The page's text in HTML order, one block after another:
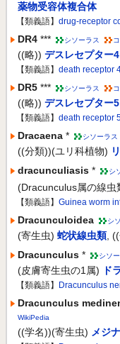
薬物受容体複合体
【類義語】 drug-receptor
DR4 *** シソーラス
((略)) デスレセプター4
【類義語】 death receptor
DR5 *** シソーラス
((略)) デスレセプター5
【類義語】 death receptor
Dracaena * シソーラス
((分類))(ユリ科植物)
dracunculiasis * シ
(Dracunculus属の線虫
【類義語】 Guinea worm
Dracunculoidea シ
(寄生虫) 蛇状線虫類
Dracunculus * シソ
(皮膚寄生虫の1属) ド
【類義語】 Dracunculus
Dracunculus
WikiPedia
((学名))(寄生虫) メジ